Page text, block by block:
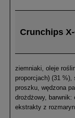
Crunchips
ziemniaki, oleje
proporcjach) (31
proszku, wędzona
drożdżowy,
ekstrakty z